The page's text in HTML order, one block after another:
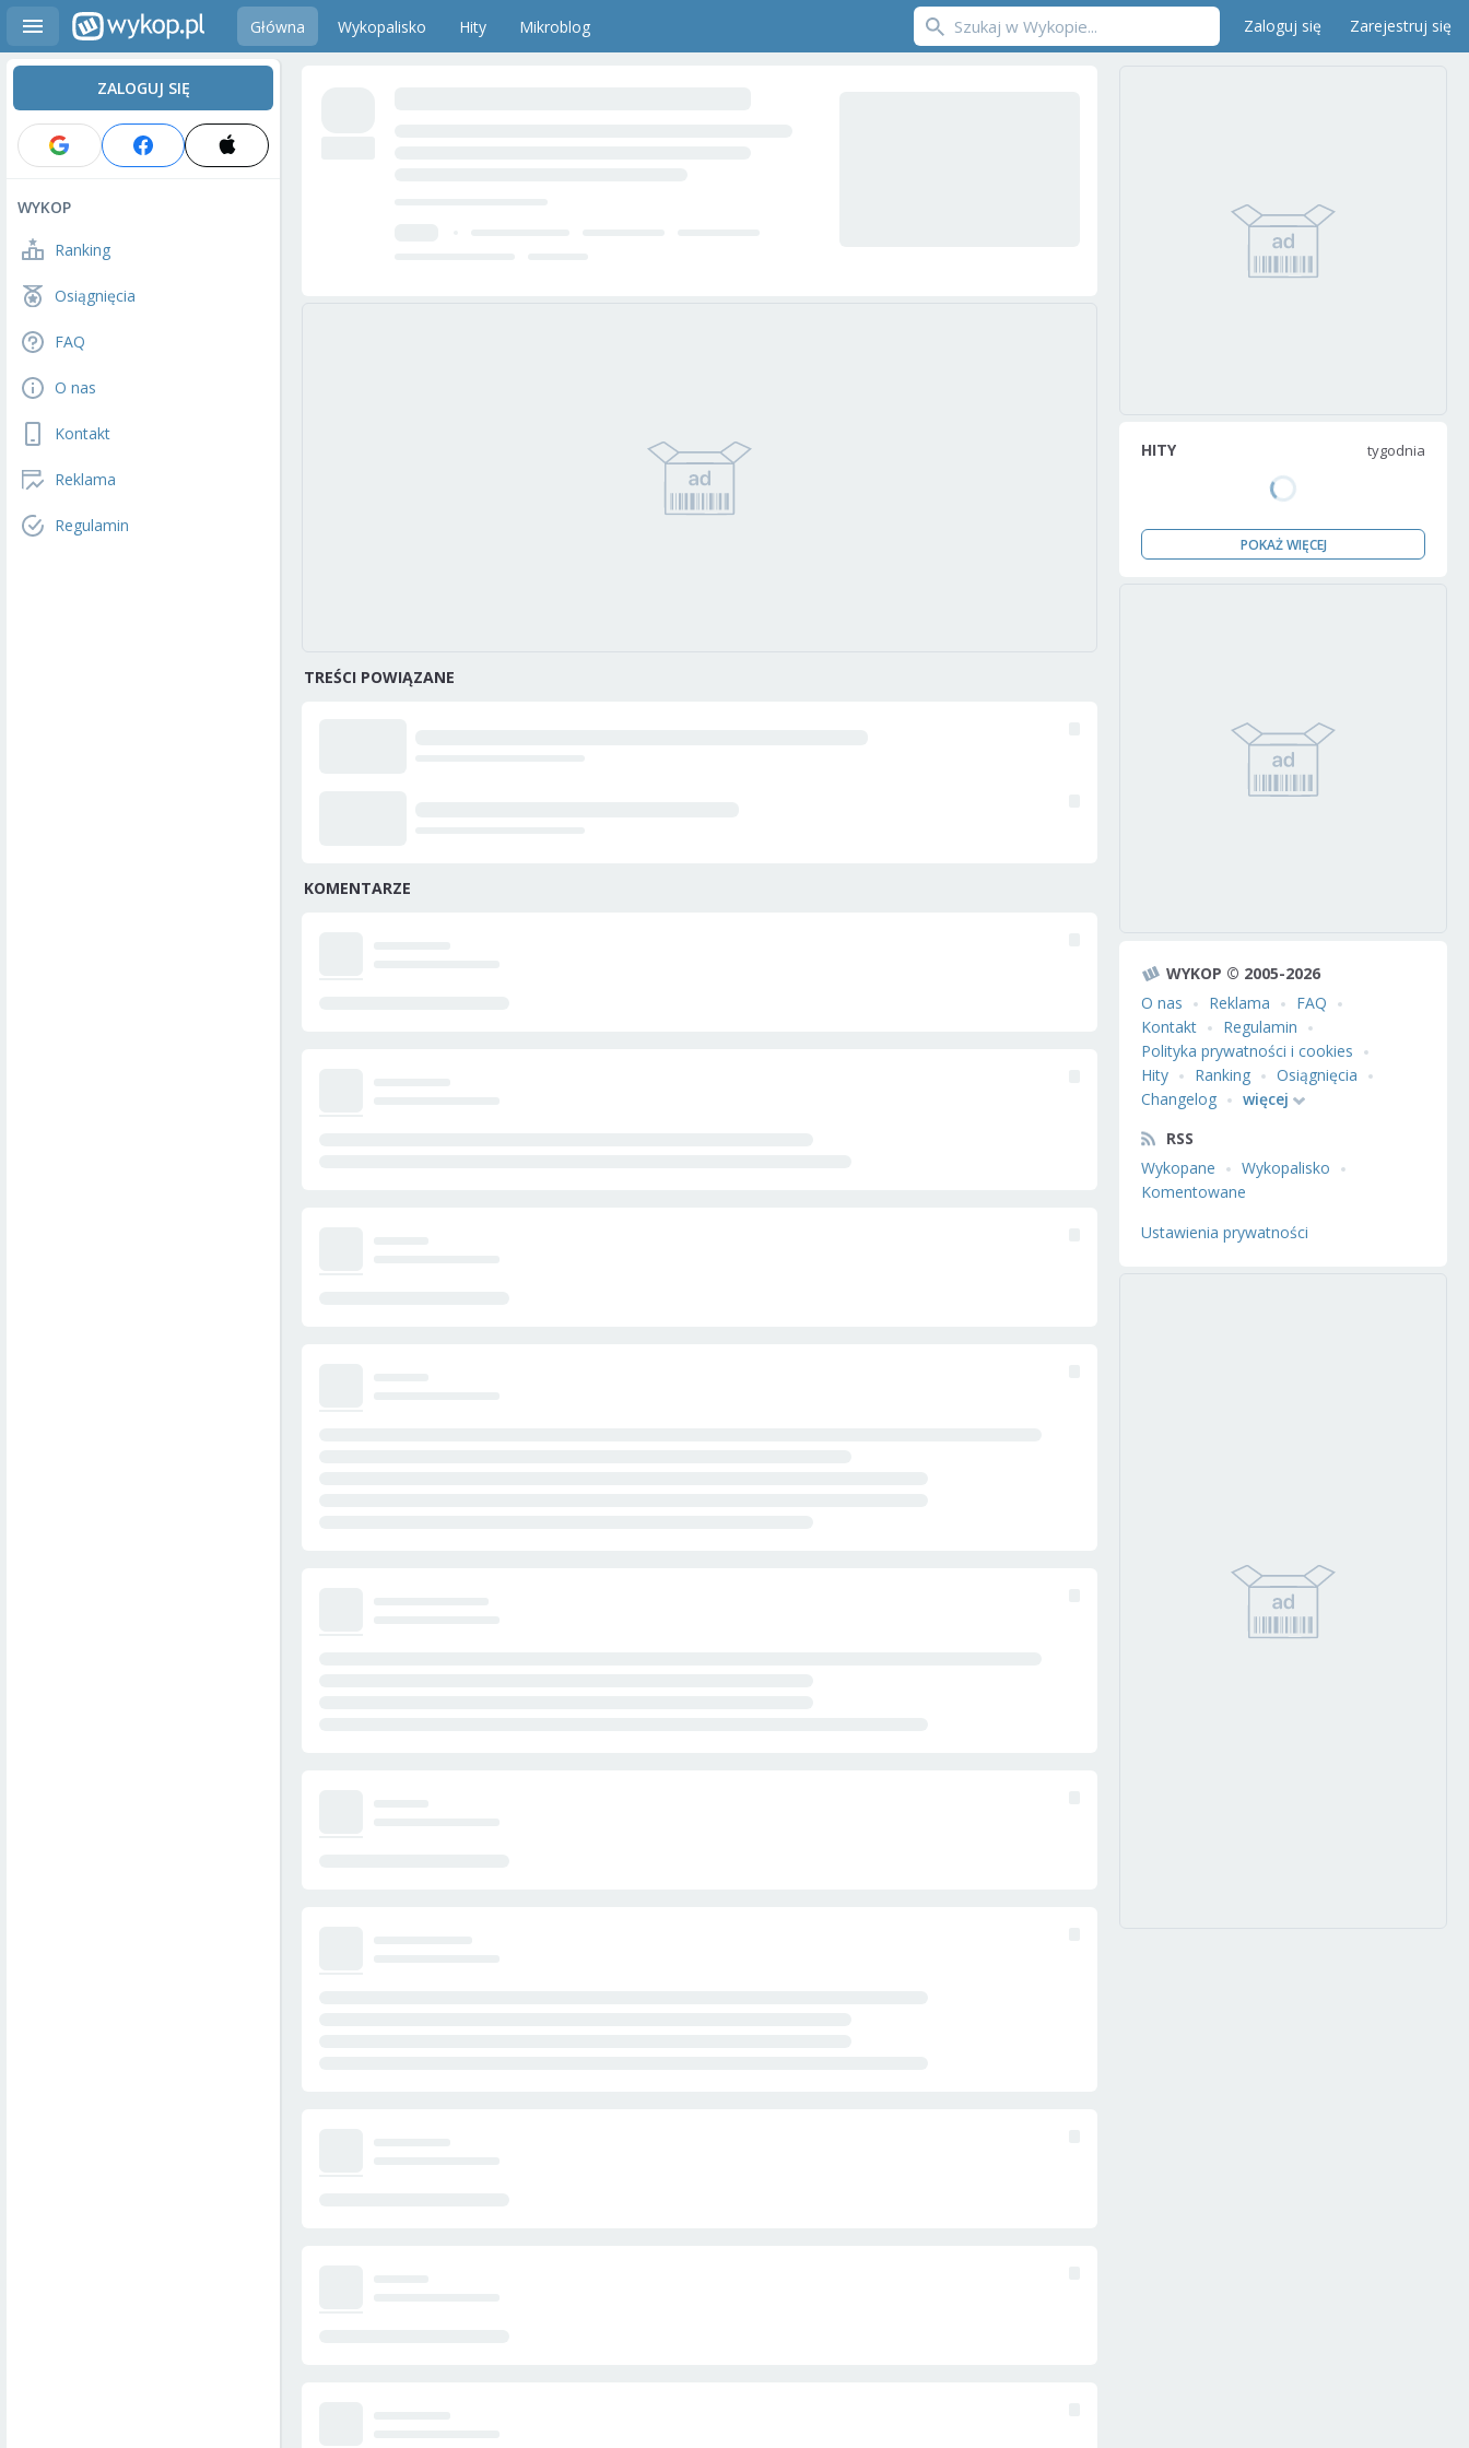
Główna Wykopalisko Hity Mikroblog Zaloguj się Zarejestruj się
ZALOGUJ SIĘ
WYKOP
Ranking
Osiągnięcia
FAQ
O nas
Kontakt
Reklama
Regulamin
TREŚCI POWIĄZANE
KOMENTARZE
HITY tygodnia
POKAŻ WIĘCEJ
WYKOP © 2005-2026
O nas
Reklama
FAQ
Kontakt
Regulamin
Polityka prywatności i cookies
Hity
Ranking
Osiągnięcia
Changelog
więcej
RSS
Wykopane
Wykopalisko
Komentowane
Ustawienia prywatności